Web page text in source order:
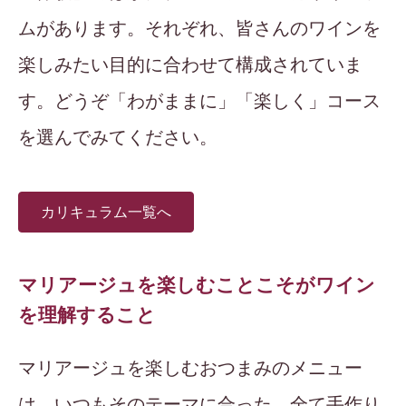
ムがあります。それぞれ、皆さんのワインを
楽しみたい目的に合わせて構成されていま
す。どうぞ「わがままに」「楽しく」コース
を選んでみてください。
カリキュラム一覧へ
マリアージュを楽しむことこそがワイン
を理解すること
マリアージュを楽しむおつまみのメニュー